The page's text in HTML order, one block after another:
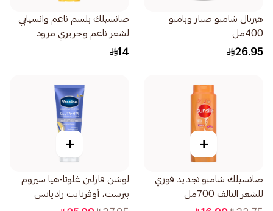
هيربال شامبو صبار وبامبو
400مل
26.95
صانسيلك بلسم ناعم وانسيابي
لشعر ناعم وحريري مزود
ببروتين الحرير مزود بزيت الأرغان
14
+
صانسيلك شامبو تجديد فوري
للشعر التالف 700مل
+
لوشن فازلين غلوتا-هيا سيروم
بيرست، أوفرنايت راديانس
ريستور، 200مل